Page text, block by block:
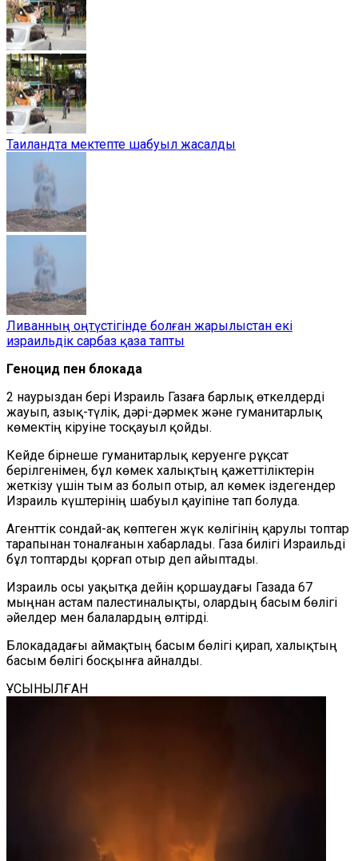
Таиландта мектепте шабуыл жасалды
Ливанның оңтүстігінде болған жарылыстан екі
израильдік сарбаз қаза тапты
Геноцид пен блокада
2 наурыздан бері Израиль Газаға барлық өткелдерді
жауып, азық-түлік, дәрі-дәрмек және гуманитарлық
көмектің кіруіне тосқауыл қойды.
Кейде бірнеше гуманитарлық керуенге рұқсат
берілгенімен, бұл көмек халықтың қажеттіліктерін
жеткізу үшін тым аз болып отыр, ал көмек іздегендер
Израиль күштерінің шабуыл қауіпіне тап болуда.
Агенттік сондай-ақ көптеген жүк көлігінің қарулы топтар
тарапынан тоналғанын хабарлады. Газа билігі Израильді
бұл топтарды қорғап отыр деп айыптады.
Израиль осы уақытқа дейін қоршаудағы Газада 67
мыңнан астам палестиналықты, олардың басым бөлігі
әйелдер мен балалардың өлтірді.
Блокададағы аймақтың басым бөлігі қирап, халықтың
басым бөлігі босқынға айналды.
ҰСЫНЫЛҒАН